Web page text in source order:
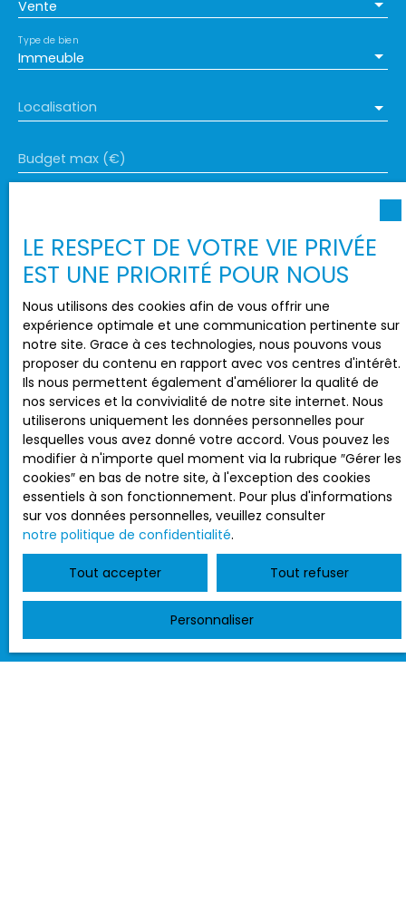
Vente
Immeuble
Type de bien
Localisation
Budget max (€)
J'accepte le traitement de mes données
personnelles conformément au RGPD. Si vous ne
souhaitez pas faire l'objet de prospection
commerciale par voie téléphonique, vous pouvez
vous inscrire gratuitement sur la liste d'opposition
au démarchage téléphonique, prévu par l'article
L223-1 du code de la consommation, sur le site
Internet www.bloctel.gouv.fr ou par courrier
adressé à :
Société Worldline, Service Bloctel, CS 61311, 41013
BLOIS CEDEX.
Pour en savoir plus sur le traitement de vos
données personnelles, veuillez consulter notre
politique de confidentialité
Recevoir des annonces
LE RESPECT DE VOTRE VIE PRIVÉE
EST UNE PRIORITÉ POUR NOUS
Nous utilisons des cookies afin de vous offrir une
expérience optimale et une communication pertinente sur
notre site. Grace à ces technologies, nous pouvons vous
proposer du contenu en rapport avec vos centres d'intérêt.
Ils nous permettent également d'améliorer la qualité de
nos services et la convivialité de notre site internet. Nous
utiliserons uniquement les données personnelles pour
lesquelles vous avez donné votre accord. Vous pouvez les
modifier à n'importe quel moment via la rubrique ″Gérer les
cookies″ en bas de notre site, à l'exception des cookies
essentiels à son fonctionnement. Pour plus d'informations
sur vos données personnelles, veuillez consulter
notre politique de confidentialité.
Tout accepter Tout refuser
Personnaliser